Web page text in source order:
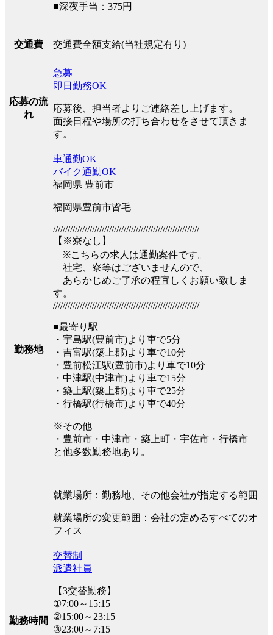
■深夜手当：375円
交通費 交通費全額支給(当社規定有り)
応募の流
れ
急募
即日勤務OK
応募後、担当者よりご連絡差し上げます。
面接日程や場所の打ち合わせをさせて頂きま
す。
勤務地
車通勤OK
バイク通勤OK
福岡県 豊前市
福岡県豊前市皆毛
////////////////////////////////////////////////////////////
【※寮なし】
※こちらの求人は通勤案件です。
社宅、寮等はございませんので、
あらかじめご了承の程宜しくお願い致しま
す。
////////////////////////////////////////////////////////////
■最寄り駅
・宇島駅(豊前市)より車で5分
・吉富駅(築上郡)より車で10分
・豊前松江駅(豊前市)より車で10分
・中津駅(中津市)より車で15分
・築上駅(築上郡)より車で25分
・行橋駅(行橋市)より車で40分
※その他
・豊前市・中津市・築上町・宇佐市・行橋市
と他多数勤務地あり。
就業場所：勤務地、その他会社が指定する範囲
就業場所の変更範囲：会社の定めるすべてのオ
フィス
勤務時間
交替制
派遣社員
【3交替勤務】
①7:00～15:15
②15:00～23:15
③23:00～7:15